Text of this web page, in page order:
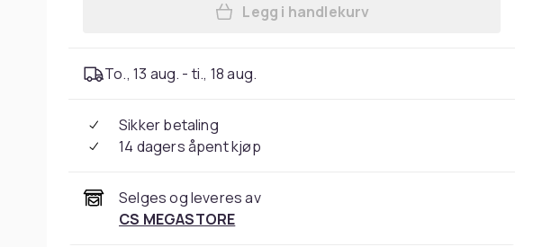
Legg Brit Care Sensitive Grain
Legg i handlekurv
To., 13 aug. - ti., 18 aug.
Sikker betaling
14 dagers åpent kjøp
Selges og leveres av
CS MEGASTORE